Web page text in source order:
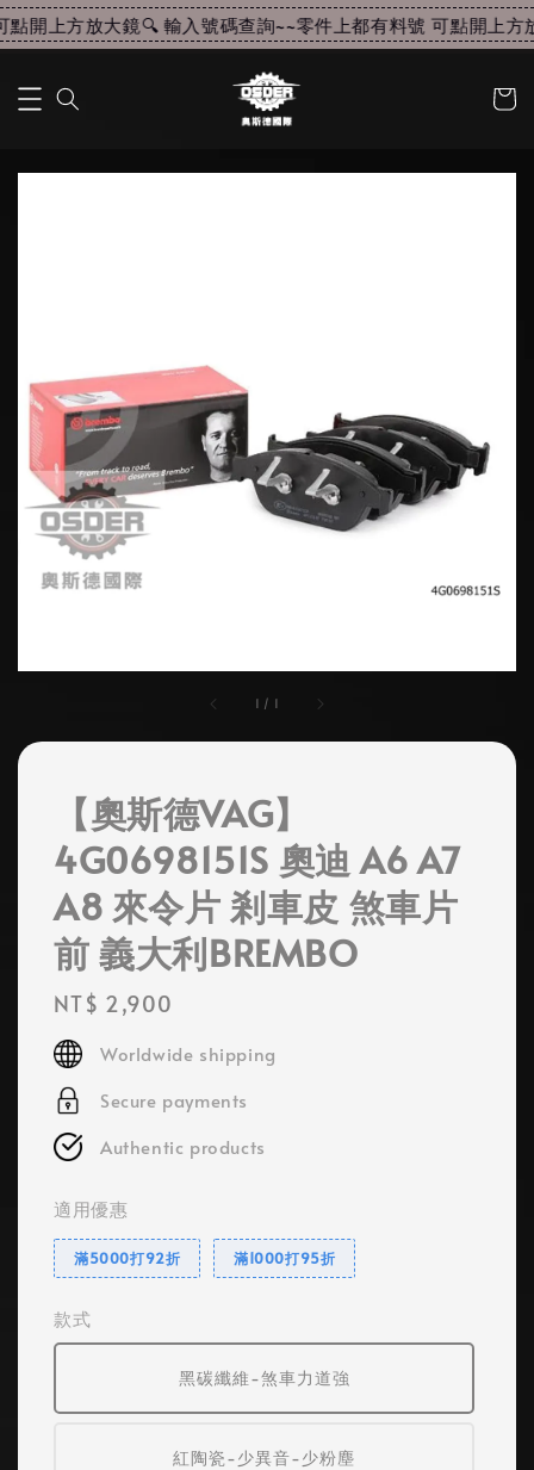
開上方放大鏡🔍 輸入號碼查詢~~零件上都有料號 可點開上方
1 / 1
【奧斯德VAG】
4G0698151S 奧迪 A6 A7
A8 來令片 剎車皮 煞車片
前 義大利BREMBO
Regular
price
NT$ 2,900
Worldwide shipping
Secure payments
Authentic products
適用優惠
滿5000打92折 滿1000打95折
款式
黑碳纖維-煞車力道強
紅陶瓷-少異音-少粉塵